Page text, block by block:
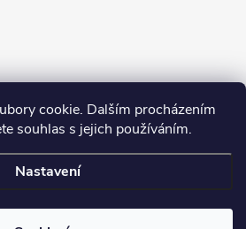
cookie. Dalším procházením
souhlas s jejich používáním.
Nastavení
Instagramu
Upravit nastavení cookies